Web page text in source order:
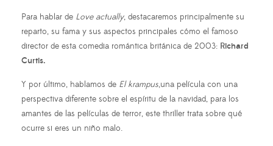
Para hablar de Love actually, destacaremos principalmente su
reparto, su fama y sus aspectos principales cómo el famoso
director de esta comedia romántica británica de 2003: Richard
Curtis.
Y por último, hablamos de El krampus,una película con una
perspectiva diferente sobre el espíritu de la navidad, para los
amantes de las películas de terror, este thriller trata sobre qué
ocurre si eres un niño malo.